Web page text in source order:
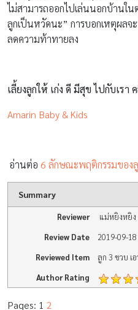
ไม่สามารถออกไปเล่นนอกบ้านใ
ลูกเป็นหวัดนะ” การบอกเหตุผลจ
ลดความท้าทายลง
เลี้ยงลูกให้ เก่ง ดี มีสุข ไปกับเรา
Amarin Baby & Kids
อ่านต่อ 6 ลักษณะพฤติกรรมของ
Summary
Reviewer
แม่หยิงหยิง
Review Date
2019-09-18
Reviewed Item
ลูก 3 ขวบ เ
Author Rating
Pages: 1 2